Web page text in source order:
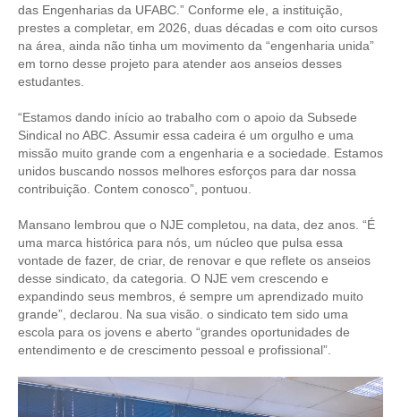
CONSÓRCIOS
CAMPANHAS SALARIAIS
COMUNICAÇÃO
PALAVRA DO MURILO
CONTEÚDO ESPECIAL
JORNAL DO ENGENHEIRO
AGENDA
SEESP NOTÍCIAS
NOTÍCIAS NO WHATSAPP
FOTOS
das Engenharias da UFABC.” Conforme ele, a instituição,
prestes a completar, em 2026, duas décadas e com oito cursos
na área, ainda não tinha um movimento da “engenharia unida”
em torno desse projeto para atender aos anseios desses
estudantes.
“Estamos dando início ao trabalho com o apoio da Subsede
Sindical no ABC. Assumir essa cadeira é um orgulho e uma
missão muito grande com a engenharia e a sociedade. Estamos
unidos buscando nossos melhores esforços para dar nossa
contribuição. Contem conosco”, pontuou.
Mansano lembrou que o NJE completou, na data, dez anos. “É
uma marca histórica para nós, um núcleo que pulsa essa
vontade de fazer, de criar, de renovar e que reflete os anseios
desse sindicato, da categoria. O NJE vem crescendo e
expandindo seus membros, é sempre um aprendizado muito
grande”, declarou. Na sua visão. o sindicato tem sido uma
escola para os jovens e aberto “grandes oportunidades de
entendimento e de crescimento pessoal e profissional”.